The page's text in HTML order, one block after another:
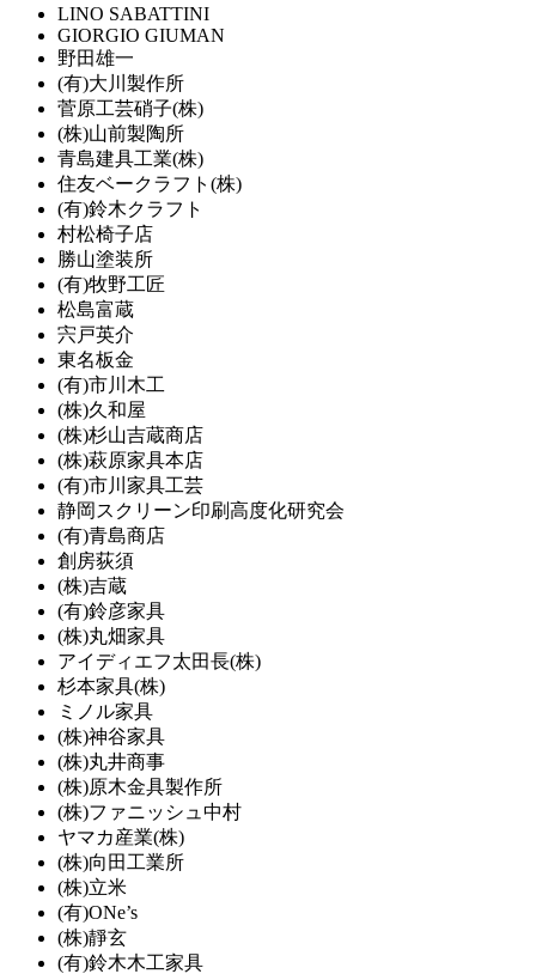
LINO SABATTINI
GIORGIO GIUMAN
野田雄一
(有)大川製作所
菅原工芸硝子(株)
(株)山前製陶所
青島建具工業(株)
住友ベークラフト(株)
(有)鈴木クラフト
村松椅子店
勝山塗装所
(有)牧野工匠
松島富蔵
宍戸英介
東名板金
(有)市川木工
(株)久和屋
(株)杉山吉蔵商店
(株)萩原家具本店
(有)市川家具工芸
静岡スクリーン印刷高度化研究会
(有)青島商店
創房荻須
(株)吉蔵
(有)鈴彦家具
(株)丸畑家具
アイディエフ太田長(株)
杉本家具(株)
ミノル家具
(株)神谷家具
(株)丸井商事
(株)原木金具製作所
(株)ファニッシュ中村
ヤマカ産業(株)
(株)向田工業所
(株)立米
(有)ONe’s
(株)靜玄
(有)鈴木木工家具